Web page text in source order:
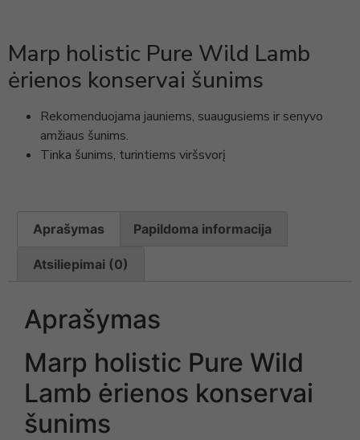
Marp holistic Pure Wild Lamb
ėrienos konservai šunims
Rekomenduojama jauniems, suaugusiems ir senyvo
amžiaus šunims.
Tinka šunims, turintiems viršsvorį
Aprašymas Papildoma informacija
Atsiliepimai (0)
Aprašymas
Marp holistic Pure Wild
Lamb ėrienos konservai
šunims